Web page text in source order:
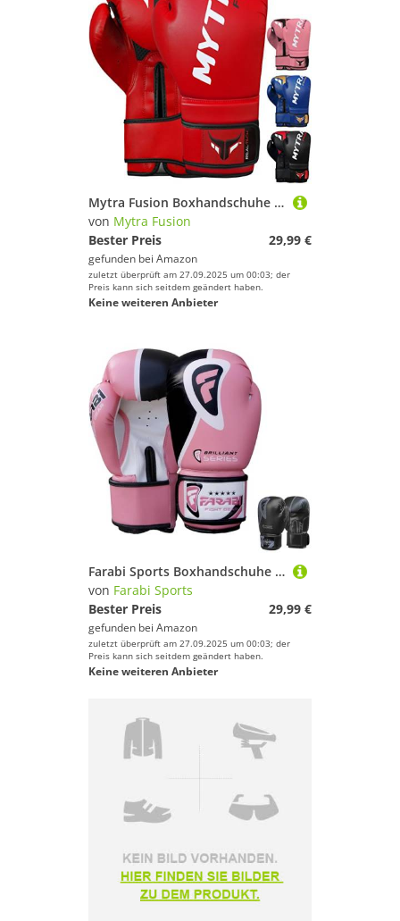
Mytra Fusion Boxhandschuhe 10oz 12oz 14oz 16oz MMA Box Handschuhe für das Training Punching Sparring Muay Thai Boxhandschuhe männer and Damen Kickbox Handschuhe (Red, 12-oz)
von Mytra Fusion
Bester Preis
29,99 €
gefunden bei Amazon
zuletzt überprüft am 27.09.2025 um 00:03; der
Preis kann sich seitdem geändert haben.
Keine weiteren Anbieter
Farabi Sports Boxhandschuhe 10 oz, 12 oz, 14 oz, 16 oz Box Handschuhe für Training, Sparring, Kickboxen, MMA, Muay Thai, Boxhandschuhe männer & Damen Kampf Handschuhe (Pink Brilliant, 16-oz)
von Farabi Sports
Bester Preis
29,99 €
gefunden bei Amazon
zuletzt überprüft am 27.09.2025 um 00:03; der
Preis kann sich seitdem geändert haben.
Keine weiteren Anbieter